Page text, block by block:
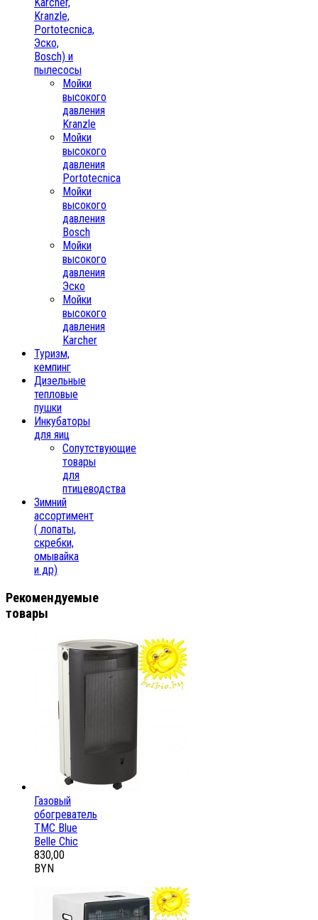
Karcher,
Kranzle,
Portotecnica,
Эско,
Bosch) и
пылесосы
Мойки
высокого
давления
Kranzle
Мойки
высокого
давления
Portotecnica
Мойки
высокого
давления
Bosch
Мойки
высокого
давления
Эско
Мойки
высокого
давления
Karcher
Туризм,
кемпинг
Дизельные
тепловые
пушки
Инкубаторы
для яиц
Сопутствующие
товары
для
птицеводства
Зимний
ассортимент
( лопаты,
скребки,
омывайка
и др)
Рекомендуемые
товары
Газовый
обогреватель
ТМС Blue
Belle Chic
830,00
BYN